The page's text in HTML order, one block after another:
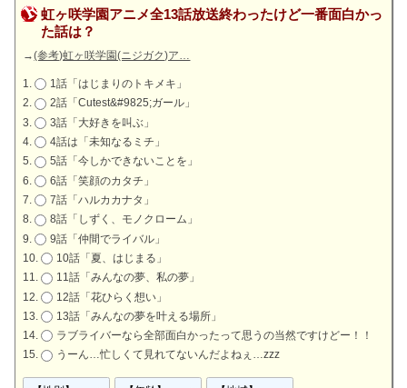
虹ヶ咲学園アニメ全13話放送終わったけど一番面白かっ
た話は？
→(参考)虹ヶ咲学園(ニジガク)ア…
1話「はじまりのトキメキ」
2話「Cutest&#9825;ガール」
3話「大好きを叫ぶ」
4話は「未知なるミチ」
5話「今しかできないことを」
6話「笑顔のカタチ」
7話「ハルカカナタ」
8話「しずく、モノクローム」
9話「仲間でライバル」
10話「夏、はじまる」
11話「みんなの夢、私の夢」
12話「花ひらく想い」
13話「みんなの夢を叶える場所」
ラブライバーなら全部面白かったって思うの当然ですけどー！！
うーん…忙しくて見れてないんだよねぇ…zzz